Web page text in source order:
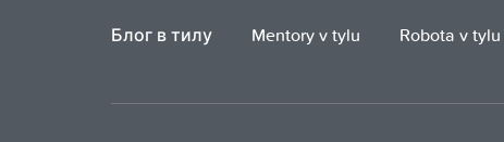
Блог в тилу Mentory v tylu Robota v tylu